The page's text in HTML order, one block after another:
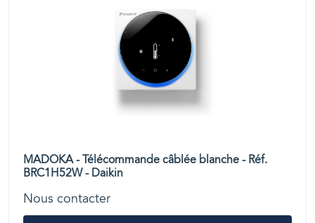
MADOKA - Télécommande câblée blanche - Réf.
BRC1H52W - Daikin
Nous contacter